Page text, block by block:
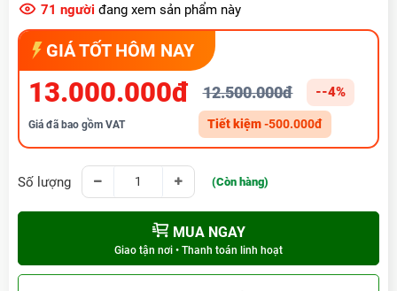
71 người đang xem sản phẩm này
GIÁ TỐT HÔM NAY
13.000.000đ 12.500.000đ --4%
Giá đã bao gồm VAT Tiết kiệm-500.000đ
Số lượng (Còn hàng)
MUA NGAY
Giao tận nơi • Thanh toán linh hoạt